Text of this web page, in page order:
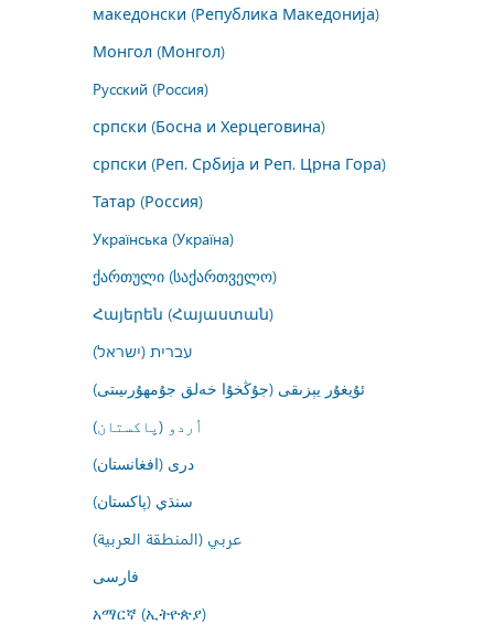
македонски (Република Македонија)
Монгол (Монгол)
Русский (Россия)
српски (Босна и Херцеговина)
српски (Реп. Србија и Реп. Црна Гора)
Татар (Россия)
Українська (Україна)
ქართული (საქართველო)
Հայերեն (Հայաստան)
עברית (ישראל)
ئۇيغۇر يېزىقى (جۇڭخۇا خەلق جۇمھۇرىيىتى)
اُردو (پاکستان)
درى (افغانستان)
سنڌي (پاکستان)
عربي (المنطقة العربية)
فارسى
አማርኛ (ኢትዮጵያ)